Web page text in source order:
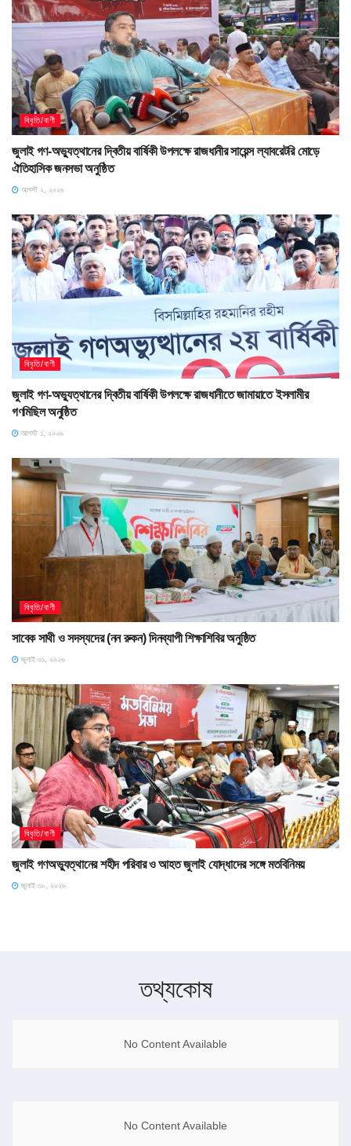
বিবৃতি/বাণী
জুলাই গণ-অভ্যুত্থানের দ্বিতীয় বার্ষিকী উপলক্ষে রাজধানীর সায়েন্স ল্যাবরেটরি মোড়ে
ঐতিহাসিক জনসভা অনুষ্ঠিত
আগস্ট ২, ২০২৬
বিবৃতি/বাণী
জুলাই গণ-অভ্যুত্থানের দ্বিতীয় বার্ষিকী উপলক্ষে রাজধানীতে জামায়াতে ইসলামীর
গণমিছিল অনুষ্ঠিত
আগস্ট ১, ২০২৬
বিবৃতি/বাণী
সাবেক সাথী ও সদস্যদের (নন রুকন) দিনব্যাপী শিক্ষাশিবির অনুষ্ঠিত
জুলাই ৩১, ২০২৬
বিবৃতি/বাণী
জুলাই গণঅভ্যুত্থানের শহীদ পরিবার ও আহত জুলাই যোদ্ধাদের সঙ্গে মতবিনিময়
জুলাই ৩০, ২০২৬
তথ্যকোষ
No Content Available
No Content Available